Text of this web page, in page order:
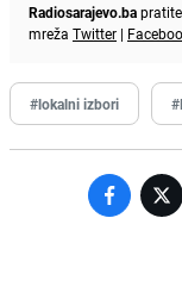
Radiosarajevo.ba
mreža Twitter |
#lokalni izbori